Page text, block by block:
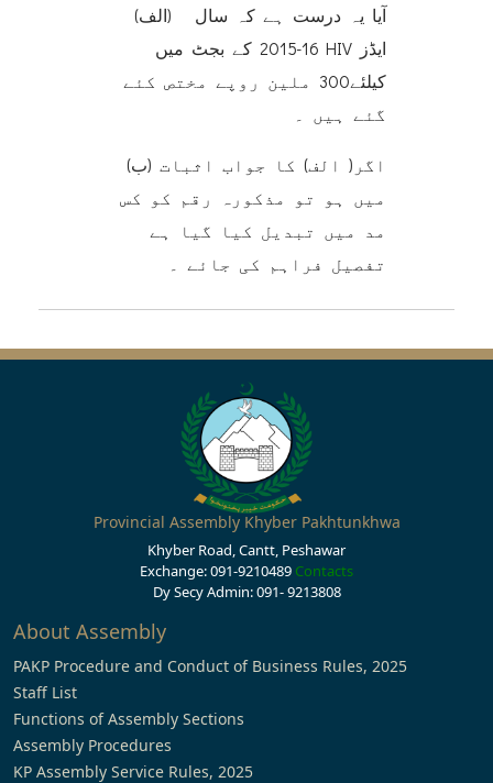
(الف) آیا یہ درست ہے کہ سال
16-2015 کے بجٹ میں HIV ایڈز
کیلئے300 ملین روپے مختص کئے
گئے ہیں ۔
(ب) اگر( الف) کا جواب اثبات
میں ہو تو مذکورہ رقم کو کس
مد میں تبدیل کیا گیا ہے
تفصیل فراہم کی جائے ۔
Provincial Assembly Khyber Pakhtunkhwa
Khyber Road, Cantt, Peshawar
Exchange: 091-9210489 Contacts
Dy Secy Admin: 091- 9213808
About Assembly
PAKP Procedure and Conduct of Business Rules, 2025
Staff List
Functions of Assembly Sections
Assembly Procedures
KP Assembly Service Rules, 2025